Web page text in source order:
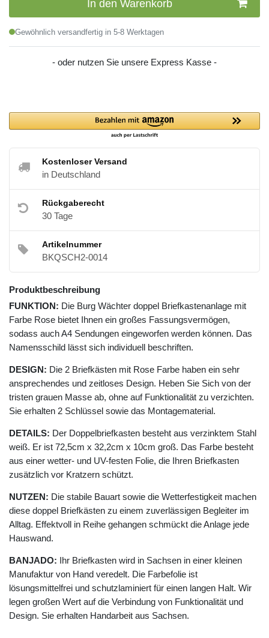
In den Warenkorb
Gewöhnlich versandfertig in 5-8 Werktagen
- oder nutzen Sie unsere Express Kasse -
Kostenloser Versand
in Deutschland
Rückgaberecht
30 Tage
Artikelnummer
BKQSCH2-0014
Produktbeschreibung
FUNKTION: Die Burg Wächter doppel Briefkastenanlage mit
Farbe Rose bietet Ihnen ein großes Fassungsvermögen,
sodass auch A4 Sendungen eingeworfen werden können. Das
Namensschild lässt sich individuell beschriften.
DESIGN: Die 2 Briefkästen mit Rose Farbe haben ein sehr
ansprechendes und zeitloses Design. Heben Sie Sich von der
tristen grauen Masse ab, ohne auf Funktionalität zu verzichten.
Sie erhalten 2 Schlüssel sowie das Montagematerial.
DETAILS: Der Doppelbriefkasten besteht aus verzinktem Stahl
weiß. Er ist 72,5cm x 32,2cm x 10cm groß. Das Farbe besteht
aus einer wetter- und UV-festen Folie, die Ihren Briefkasten
zusätzlich vor Kratzern schützt.
NUTZEN: Die stabile Bauart sowie die Wetterfestigkeit machen
diese doppel Briefkästen zu einem zuverlässigen Begleiter im
Alltag. Effektvoll in Reihe gehangen schmückt die Anlage jede
Hauswand.
BANJADO: Ihr Briefkasten wird in Sachsen in einer kleinen
Manufaktur von Hand veredelt. Die Farbefolie ist
lösungsmittelfrei und schutzlaminiert für einen langen Halt. Wir
legen großen Wert auf die Verbindung von Funktionalität und
Design. Sie erhalten Handarbeit aus Sachsen.